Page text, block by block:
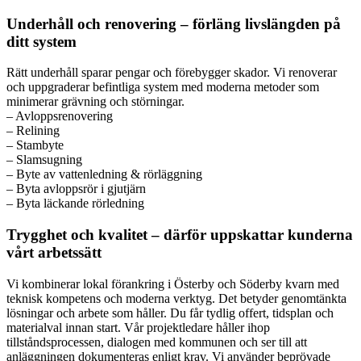
Underhåll och renovering – förläng livslängden på
ditt system
Rätt underhåll sparar pengar och förebygger skador. Vi renoverar
och uppgraderar befintliga system med moderna metoder som
minimerar grävning och störningar.
– Avloppsrenovering
– Relining
– Stambyte
– Slamsugning
– Byte av vattenledning & rörläggning
– Byta avloppsrör i gjutjärn
– Byta läckande rörledning
Trygghet och kvalitet – därför uppskattar kunderna
vårt arbetssätt
Vi kombinerar lokal förankring i Österby och Söderby kvarn med
teknisk kompetens och moderna verktyg. Det betyder genomtänkta
lösningar och arbete som håller. Du får tydlig offert, tidsplan och
materialval innan start. Vår projektledare håller ihop
tillståndsprocessen, dialogen med kommunen och ser till att
anläggningen dokumenteras enligt krav. Vi använder beprövade